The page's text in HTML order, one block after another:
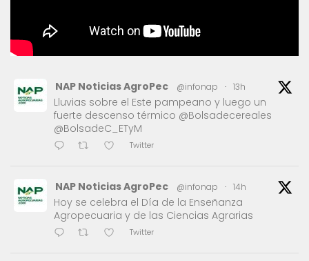
NAP Noticias AgroPec @infonap · 13h
Lluvias sobre el Este pampeano y luego un
fuerte descenso térmico @Bolsadecereales
@BolsadeC_ETyM
Twitter
NAP Noticias AgroPec @infonap · 14h
Hoy se celebra el Día de la Enseñanza
Agropecuaria y de las Ciencias Agrarias
Twitter